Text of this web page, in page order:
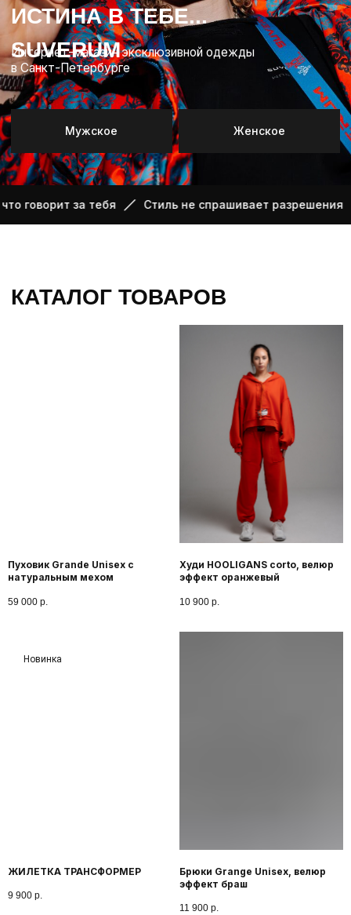
за тебя Стиль не спрашивает разрешения Ткань,
КАТАЛОГ ТОВАРОВ
Пуховик Grande Unisex с
натуральным мехом
59 000 р.
Худи HOOLIGANS corto, велюр
эффект оранжевый
10 900 р.
Новинка
ЖИЛЕТКА ТРАНСФОРМЕР
9 900 р.
Брюки Grange Unisex, велюр
эффект браш
11 900 р.